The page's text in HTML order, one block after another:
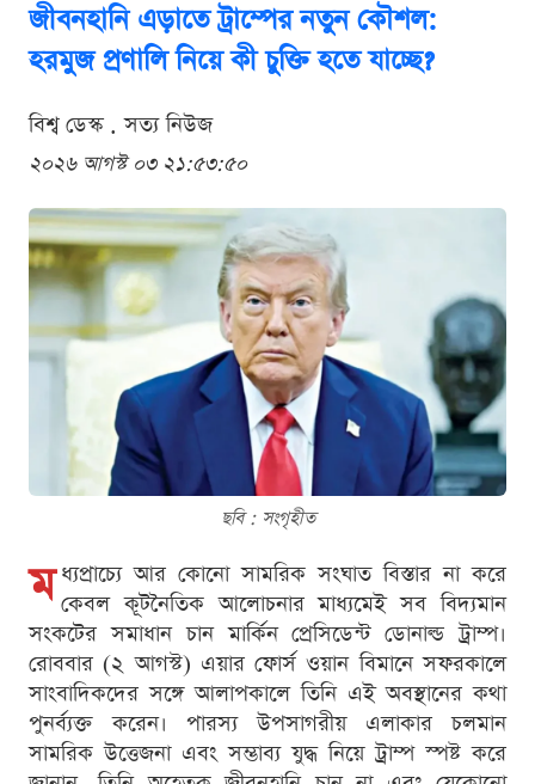
জীবনহানি এড়াতে ট্রাম্পের নতুন কৌশল:
হরমুজ প্রণালি নিয়ে কী চুক্তি হতে যাচ্ছে?
বিশ্ব ডেস্ক . সত্য নিউজ
২০২৬ আগস্ট ০৩ ২১:৫৩:৫০
ছবি : সংগৃহীত
ম ধ্যপ্রাচ্যে আর কোনো সামরিক সংঘাত বিস্তার না করে
কেবল কূটনৈতিক আলোচনার মাধ্যমেই সব বিদ্যমান
সংকটের সমাধান চান মার্কিন প্রেসিডেন্ট ডোনাল্ড ট্রাম্প।
রোববার (২ আগস্ট) এয়ার ফোর্স ওয়ান বিমানে সফরকালে
সাংবাদিকদের সঙ্গে আলাপকালে তিনি এই অবস্থানের কথা
পুনর্ব্যক্ত করেন। পারস্য উপসাগরীয় এলাকার চলমান
সামরিক উত্তেজনা এবং সম্ভাব্য যুদ্ধ নিয়ে ট্রাম্প স্পষ্ট করে